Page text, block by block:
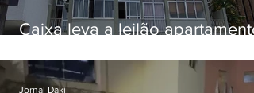
Caixa leva a leilão apartamento
Botafogo
Jornal Daki